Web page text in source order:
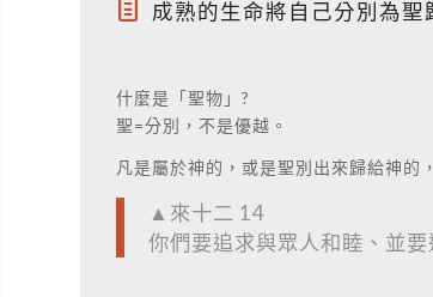
成熟的生命將自己分別為聖
什麼是「聖物」?
聖=分別，不是優越。
凡是屬於神的，或是聖別出來歸給神的
▲來十二 14
你們要追求與眾人和睦、並